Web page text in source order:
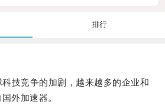
排行
竞争的加剧，越来越多的企业和
外加速器。